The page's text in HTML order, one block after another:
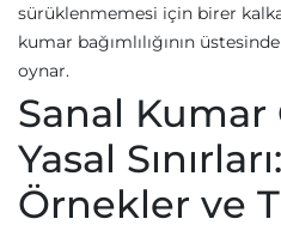
sürüklenmemesi için birer
kumar bağımlılığının
oynar.
Sanal Kumar
Yasal
Örnekler ve